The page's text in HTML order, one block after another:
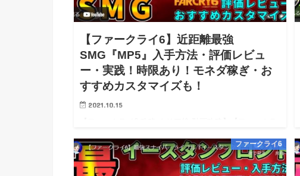
【ファークライ6】近距離最強
SMG『MP5』入手方法・評価レビュ
ー・実践！時限あり！モネダ稼ぎ・お
すすめカスタマイズも！
2021.10.15
walkthrough】 ※10/08 0時：攻略開始！※ライター：震
度5地震被災・かつ怖…
ファークライ6